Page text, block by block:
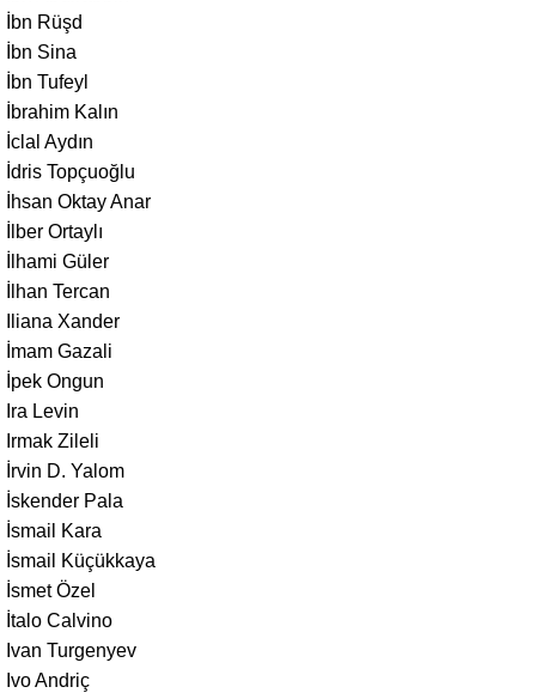
İbn Rüşd
İbn Sina
İbn Tufeyl
İbrahim Kalın
İclal Aydın
İdris Topçuoğlu
İhsan Oktay Anar
İlber Ortaylı
İlhami Güler
İlhan Tercan
Iliana Xander
İmam Gazali
İpek Ongun
Ira Levin
Irmak Zileli
İrvin D. Yalom
İskender Pala
İsmail Kara
İsmail Küçükkaya
İsmet Özel
İtalo Calvino
Ivan Turgenyev
Ivo Andriç